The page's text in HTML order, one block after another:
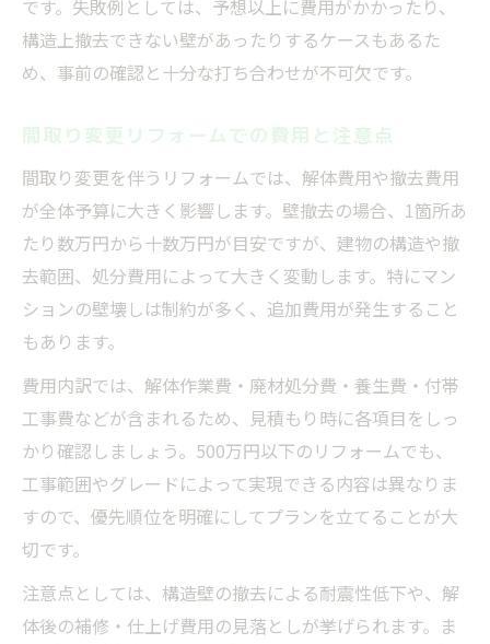
です。失敗例としては、予想以上に費用がかかったり、
構造上撤去できない壁があったりするケースもあるた
め、事前の確認と十分な打ち合わせが不可欠です。
間取り変更リフォームでの費用と注意点
間取り変更を伴うリフォームでは、解体費用や撤去費用
が全体予算に大きく影響します。壁撤去の場合、1箇所あ
たり数万円から十数万円が目安ですが、建物の構造や撤
去範囲、処分費用によって大きく変動します。特にマン
ションの壁壊しは制約が多く、追加費用が発生すること
もあります。
費用内訳では、解体作業費・廃材処分費・養生費・付帯
工事費などが含まれるため、見積もり時に各項目をしっ
かり確認しましょう。500万円以下のリフォームでも、
工事範囲やグレードによって実現できる内容は異なりま
すので、優先順位を明確にしてプランを立てることが大
切です。
注意点としては、構造壁の撤去による耐震性低下や、解
体後の補修・仕上げ費用の見落としが挙げられます。ま